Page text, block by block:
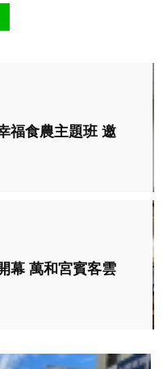
福食農主題班 邀
幕 萬和宮賓客雲